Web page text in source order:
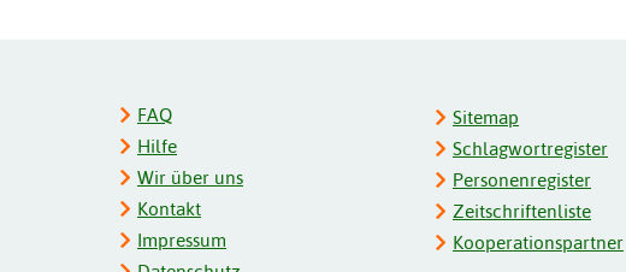
FAQ
Hilfe
Wir über uns
Kontakt
Impressum
Sitemap
Schlagwortregister
Personenregister
Zeitschriftenliste
Kooperationspartner